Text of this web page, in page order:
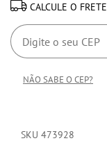
CALCULE O FRETE
NÃO SABE O CEP?
SKU 473928